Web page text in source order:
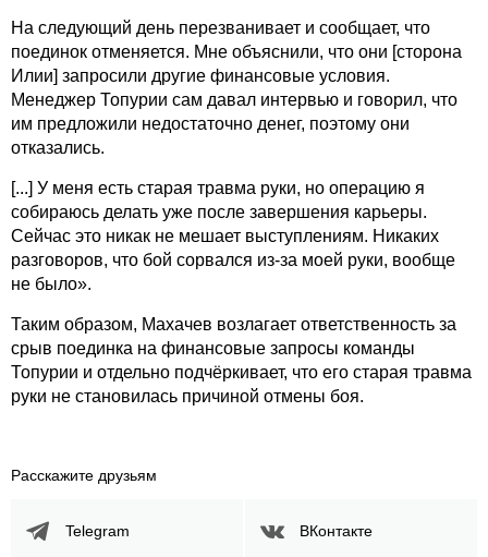
На следующий день перезванивает и сообщает, что
поединок отменяется. Мне объяснили, что они [сторона
Илии] запросили другие финансовые условия.
Менеджер Топурии сам давал интервью и говорил, что
им предложили недостаточно денег, поэтому они
отказались.
[...] У меня есть старая травма руки, но операцию я
собираюсь делать уже после завершения карьеры.
Сейчас это никак не мешает выступлениям. Никаких
разговоров, что бой сорвался из-за моей руки, вообще
не было».
Таким образом, Махачев возлагает ответственность за
срыв поединка на финансовые запросы команды
Топурии и отдельно подчёркивает, что его старая травма
руки не становилась причиной отмены боя.
Расскажите друзьям
Telegram ВКонтакте